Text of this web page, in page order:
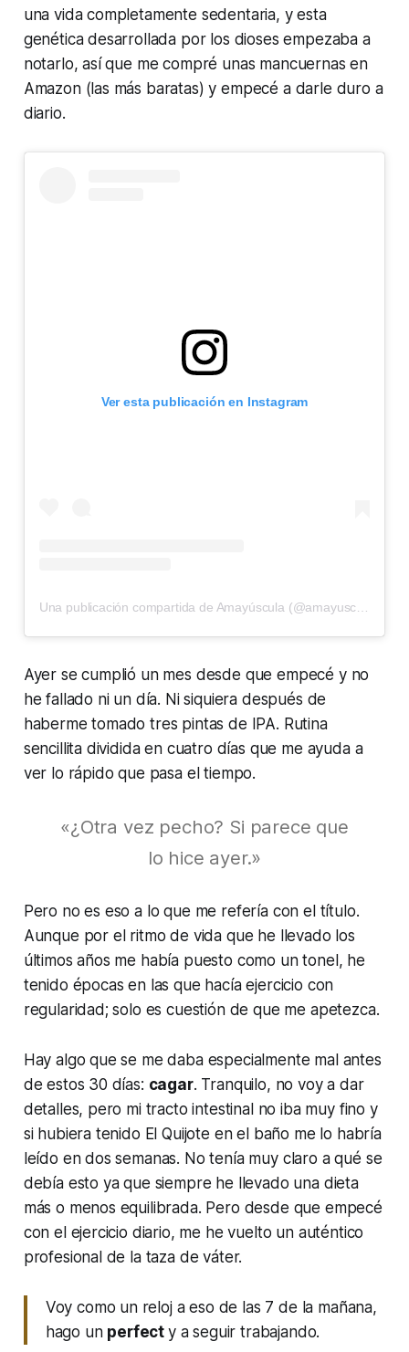
una vida completamente sedentaria, y esta
genética desarrollada por los dioses empezaba a
notarlo, así que me compré unas mancuernas en
Amazon (las más baratas) y empecé a darle duro a
diario.
Ver esta publicación en Instagram
Ayer se cumplió un mes desde que empecé y no
he fallado ni un día. Ni siquiera después de
haberme tomado tres pintas de IPA. Rutina
sencillita dividida en cuatro días que me ayuda a
ver lo rápido que pasa el tiempo.
«¿Otra vez pecho? Si parece que
lo hice ayer.»
Pero no es eso a lo que me refería con el título.
Aunque por el ritmo de vida que he llevado los
últimos años me había puesto como un tonel, he
tenido épocas en las que hacía ejercicio con
regularidad; solo es cuestión de que me apetezca.
Hay algo que se me daba especialmente mal antes
de estos 30 días: cagar. Tranquilo, no voy a dar
detalles, pero mi tracto intestinal no iba muy fino y
si hubiera tenido El Quijote en el baño me lo habría
leído en dos semanas. No tenía muy claro a qué se
debía esto ya que siempre he llevado una dieta
más o menos equilibrada. Pero desde que empecé
con el ejercicio diario, me he vuelto un auténtico
profesional de la taza de váter.
Voy como un reloj a eso de las 7 de la mañana,
hago un perfect y a seguir trabajando.